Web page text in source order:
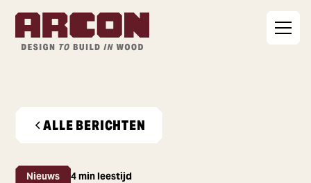
ALLE BERICHTEN
Nieuws 4 min leestijd